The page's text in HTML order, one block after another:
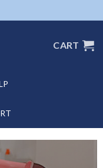
CART